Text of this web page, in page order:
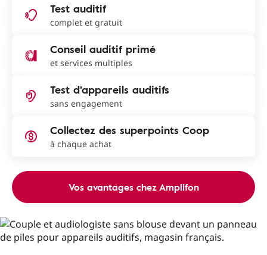
Test auditif
complet et gratuit
Conseil auditif primé
et services multiples
Test d'appareils auditifs
sans engagement
Collectez des superpoints Coop
à chaque achat
Vos avantages chez Amplifon